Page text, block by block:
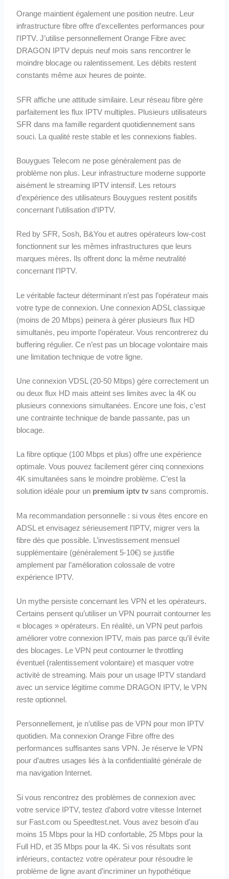
Orange maintient également une position neutre. Leur
infrastructure fibre offre d’excellentes performances pour
l’IPTV. J’utilise personnellement Orange Fibre avec
DRAGON IPTV depuis neuf mois sans rencontrer le
moindre blocage ou ralentissement. Les débits restent
constants même aux heures de pointe.
SFR affiche une attitude similaire. Leur réseau fibre gère
parfaitement les flux IPTV multiples. Plusieurs utilisateurs
SFR dans ma famille regardent quotidiennement sans
souci. La qualité reste stable et les connexions fiables.
Bouygues Telecom ne pose généralement pas de
problème non plus. Leur infrastructure moderne supporte
aisément le streaming IPTV intensif. Les retours
d’expérience des utilisateurs Bouygues restent positifs
concernant l’utilisation d’IPTV.
Red by SFR, Sosh, B&You et autres opérateurs low-cost
fonctionnent sur les mêmes infrastructures que leurs
marques mères. Ils offrent donc la même neutralité
concernant l’IPTV.
Le véritable facteur déterminant n’est pas l’opérateur mais
votre type de connexion. Une connexion ADSL classique
(moins de 20 Mbps) peinera à gérer plusieurs flux HD
simultanés, peu importe l’opérateur. Vous rencontrerez du
buffering régulier. Ce n’est pas un blocage volontaire mais
une limitation technique de votre ligne.
Une connexion VDSL (20-50 Mbps) gère correctement un
ou deux flux HD mais atteint ses limites avec la 4K ou
plusieurs connexions simultanées. Encore une fois, c’est
une contrainte technique de bande passante, pas un
blocage.
La fibre optique (100 Mbps et plus) offre une expérience
optimale. Vous pouvez facilement gérer cinq connexions
4K simultanées sans le moindre problème. C’est la
solution idéale pour un premium iptv tv sans compromis.
Ma recommandation personnelle : si vous êtes encore en
ADSL et envisagez sérieusement l’IPTV, migrer vers la
fibre dès que possible. L’investissement mensuel
supplémentaire (généralement 5-10€) se justifie
amplement par l’amélioration colossale de votre
expérience IPTV.
Un mythe persiste concernant les VPN et les opérateurs.
Certains pensent qu’utiliser un VPN pourrait contourner les
« blocages » opérateurs. En réalité, un VPN peut parfois
améliorer votre connexion IPTV, mais pas parce qu’il évite
des blocages. Le VPN peut contourner le throttling
éventuel (ralentissement volontaire) et masquer votre
activité de streaming. Mais pour un usage IPTV standard
avec un service légitime comme DRAGON IPTV, le VPN
reste optionnel.
Personnellement, je n’utilise pas de VPN pour mon IPTV
quotidien. Ma connexion Orange Fibre offre des
performances suffisantes sans VPN. Je réserve le VPN
pour d’autres usages liés à la confidentialité générale de
ma navigation Internet.
Si vous rencontrez des problèmes de connexion avec
votre service IPTV, testez d’abord votre vitesse Internet
sur Fast.com ou Speedtest.net. Vous avez besoin d’au
moins 15 Mbps pour la HD confortable, 25 Mbps pour la
Full HD, et 35 Mbps pour la 4K. Si vos résultats sont
inférieurs, contactez votre opérateur pour résoudre le
problème de ligne avant d’incriminer un hypothétique